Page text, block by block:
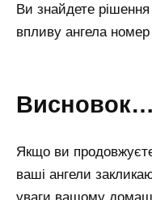
Ви знайдете
впливу ангела
Висновок…
Якщо ви
ваші ангели